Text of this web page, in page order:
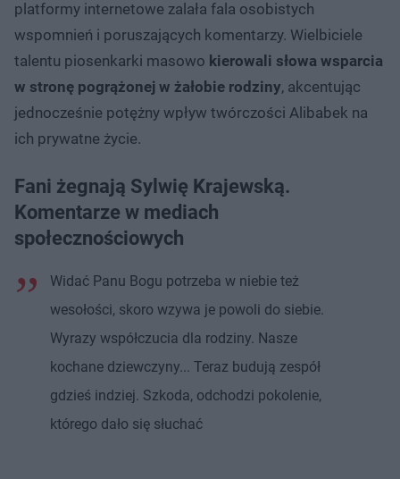
platformy internetowe zalała fala osobistych
wspomnień i poruszających komentarzy. Wielbiciele
talentu piosenkarki masowo kierowali słowa wsparcia
w stronę pogrążonej w żałobie rodziny, akcentując
jednocześnie potężny wpływ twórczości Alibabek na
ich prywatne życie.
Fani żegnają Sylwię Krajewską.
Komentarze w mediach
społecznościowych
Widać Panu Bogu potrzeba w niebie też
wesołości, skoro wzywa je powoli do siebie.
Wyrazy współczucia dla rodziny. Nasze
kochane dziewczyny... Teraz budują zespół
gdzieś indziej. Szkoda, odchodzi pokolenie,
którego dało się słuchać